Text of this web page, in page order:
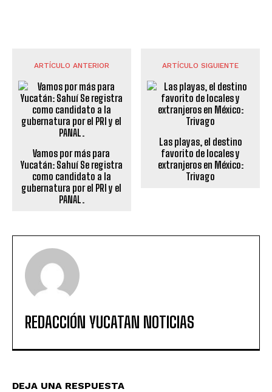
ARTÍCULO ANTERIOR
Vamos por más para
Yucatán: Sahuí Se registra
como candidato a la
gubernatura por el PRI y el
PANAL.
ARTÍCULO SIGUIENTE
Las playas, el destino
favorito de locales y
extranjeros en México:
Trivago
REDACCIÓN YUCATAN NOTICIAS
DEJA UNA RESPUESTA